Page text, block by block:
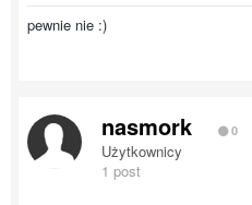
pewnie nie :)
nasmork 0
Użytkownicy
1 post